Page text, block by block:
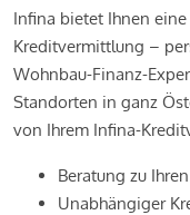
Infina bietet Ihnen
Kreditvermittlung –
Wohnbau-Finanz-
Standorten in ganz
von Ihrem Infina-
Beratung zu
Unabhängiger